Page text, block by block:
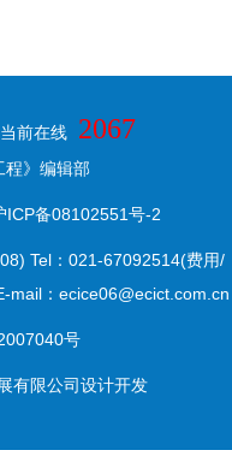
当前在线 2067
程》编辑部
ICP备08102551号-2
Tel：021-67092514(费用/
mail：ecice06@ecict.com.cn
号
有限公司设计开发